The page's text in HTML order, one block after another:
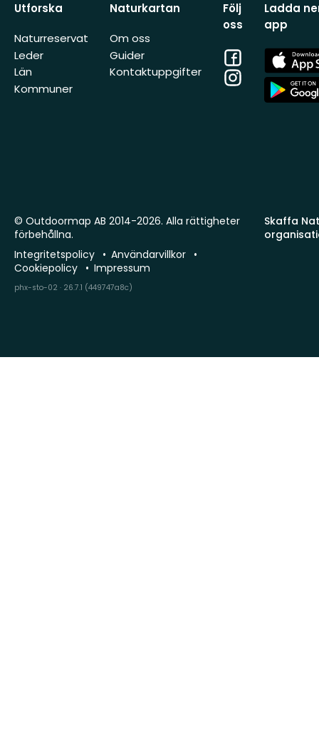
Utforska
Naturreservat
Leder
Län
Kommuner
Naturkartan
Om oss
Guider
Kontaktuppgifter
Följ
oss
Facebook
Instagram
Ladda
app
App
Store
App
Store
Skaffa
© Outdoormap AB 2014-2026. Alla rättigheter
förbehållna.
Integritetspolicy
Användarvillkor
Cookiepolicy
Impressum
phx-sto-02 · 26.7.1 (449747a8c)